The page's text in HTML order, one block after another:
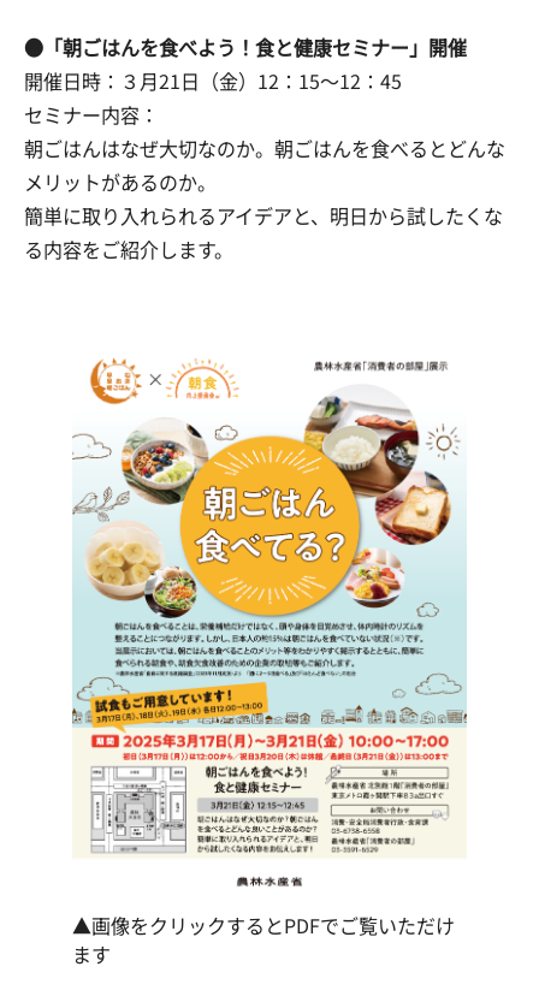
●「朝ごはんを食べよう！食と健康セミナー」開催
開催日時：３月21日（金）12：15～12：45
セミナー内容：
朝ごはんはなぜ大切なのか。朝ごはんを食べるとどんな
メリットがあるのか。
簡単に取り入れられるアイデアと、明日から試したくな
る内容をご紹介します。
▲画像をクリックするとPDFでご覧いただけ
ます